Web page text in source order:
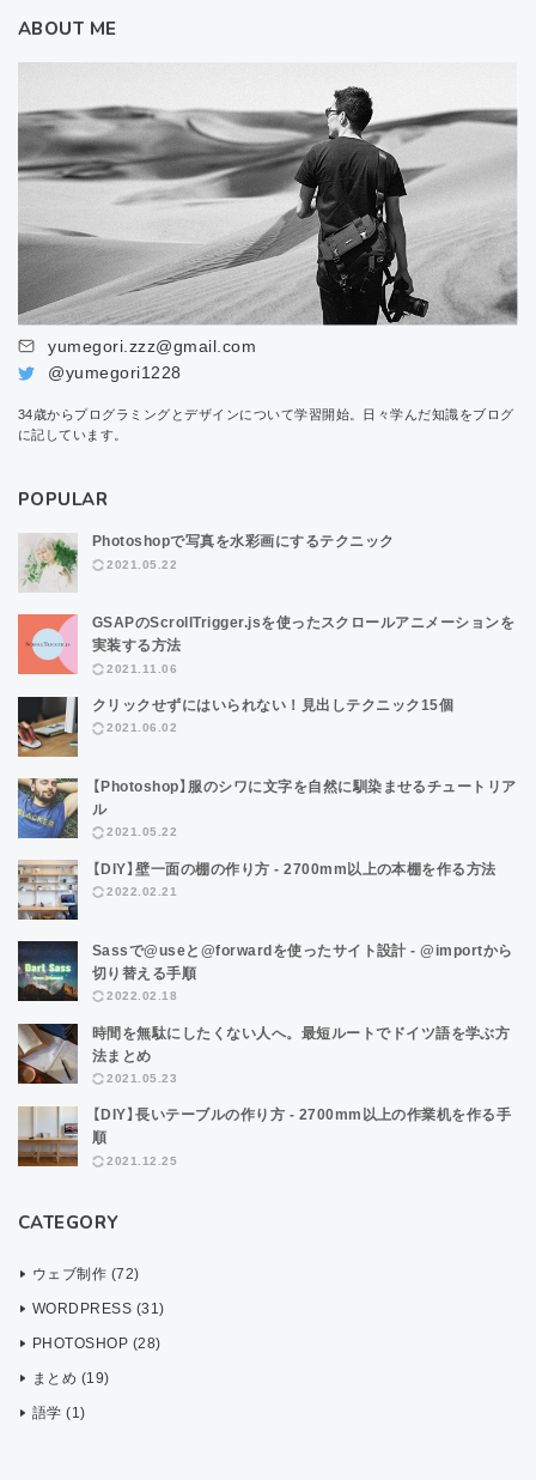
ABOUT ME
yumegori.zzz@gmail.com
@yumegori1228
34歳からプログラミングとデザインについて学習開始。日々学んだ知識をブログ
に記しています。
POPULAR
Photoshopで写真を水彩画にするテクニック
2021.05.22
GSAPのScrollTrigger.jsを使ったスクロールアニメーションを
実装する方法
2021.11.06
クリックせずにはいられない！見出しテクニック15個
2021.06.02
【Photoshop】服のシワに文字を自然に馴染ませるチュートリア
ル
2021.05.22
【DIY】壁一面の棚の作り方 - 2700mm以上の本棚を作る方法
2022.02.21
Sassで@useと@forwardを使ったサイト設計 - @importから
切り替える手順
2022.02.18
時間を無駄にしたくない人へ。最短ルートでドイツ語を学ぶ方
法まとめ
2021.05.23
【DIY】長いテーブルの作り方 - 2700mm以上の作業机を作る手
順
2021.12.25
CATEGORY
ウェブ制作 (72)
WORDPRESS (31)
PHOTOSHOP (28)
まとめ (19)
語学 (1)